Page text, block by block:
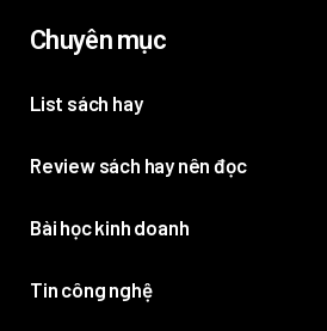
Chuyên mục
List sách hay
Review sách hay nên đọc
Bài học kinh doanh
Tin công nghệ